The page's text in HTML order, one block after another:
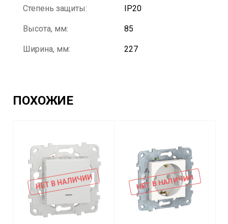
Степень защиты: IP20
Высота, мм: 85
Ширина, мм: 227
ПОХОЖИЕ
НЕТ В НАЛИЧИИ НЕТ В НАЛИЧИИ